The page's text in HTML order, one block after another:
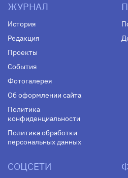
ЖУРНАЛ
История
Редакция
Проекты
События
Фотогалерея
Об оформлении сайта
Политика
конфиденциальности
Политика обработки
персональных данных
СОЦСЕТИ